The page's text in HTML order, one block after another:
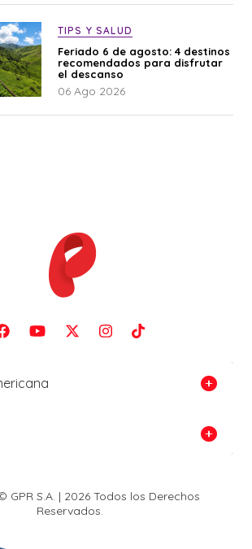
TIPS Y SALUD
Feriado 6 de agosto: 4 destinos
recomendados para disfrutar
el descanso
06 Ago 2026
GPR S.A. | 2026 Todos los Derechos
Reservados.